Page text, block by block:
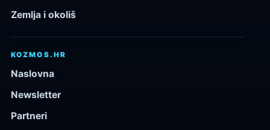
Zemlja i okoliš
KOZMOS.HR
Naslovna
Newsletter
Partneri